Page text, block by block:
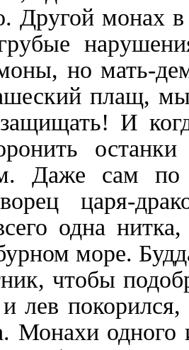
Другой монах
но мать-
плащ,
И
Даже сам по
царя-
одна
море.
чтобы
лев покорился,
Монахи одного